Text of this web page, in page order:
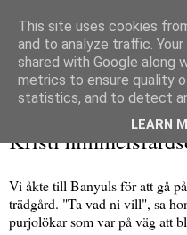
Kristi
Vi åkte till Banyuls för att gå
trädgård. "Ta vad ni vill", sa
purjolökar som var på väg att
This site uses cookies
and to analyze traffic.
shared with Google along
metrics to ensure quality
statistics, and to detect
LEARN